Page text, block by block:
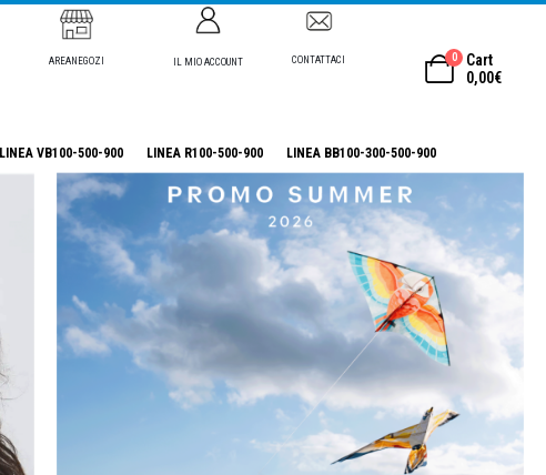
AREANEGOZI IL MIO ACCOUNT CONTATTACI 0
Cart
0,00€
LINEA VB100-500-900 LINEA R100-500-900 LINEA BB100-300-500-900